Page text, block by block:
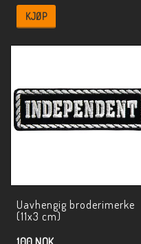
KJØP
Uavhengig broderimerke
(11x3 cm)